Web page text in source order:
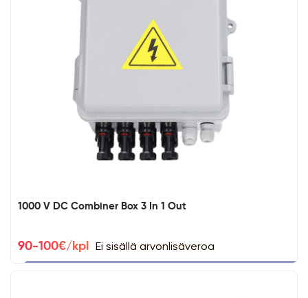
1000 V DC Combiner Box 3 In 1 Out
90-100€/kpl Ei sisällä arvonlisäveroa